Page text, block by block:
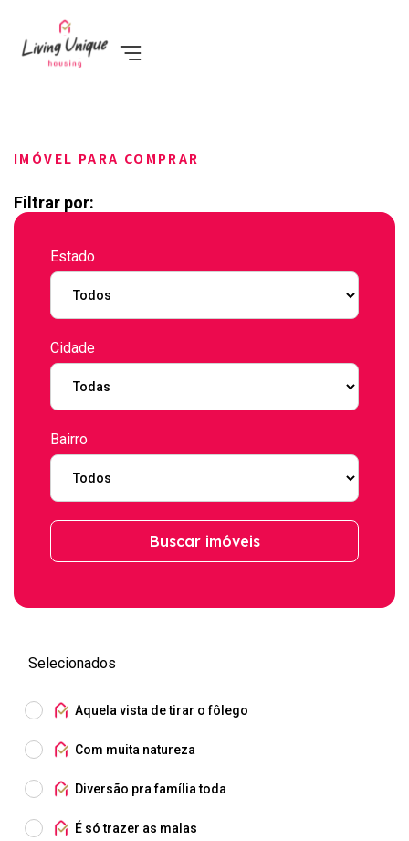
IMÓVEL PARA COMPRAR
Filtrar por:
Estado
Cidade
Bairro
Buscar imóveis
Selecionados
Aquela vista de tirar o fôlego
Com muita natureza
Diversão pra família toda
É só trazer as malas